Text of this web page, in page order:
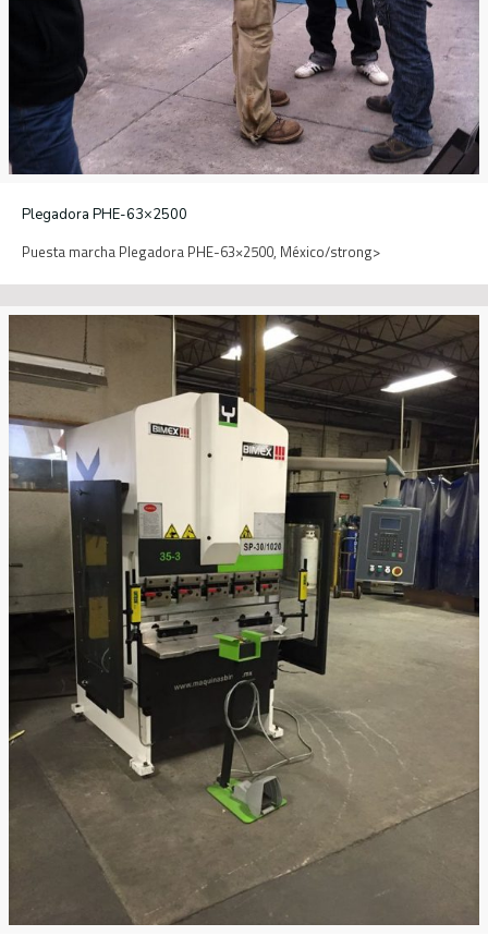
Plegadora PHE-63×2500
Puesta marcha Plegadora PHE-63×2500, México/strong>